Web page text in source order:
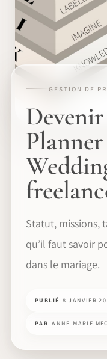
GESTION DE
Statut, missions,
qu’il faut savoir
dans le mariage.
PUBLIÉ 8 JANVIER
PAR ANNE-MARIE